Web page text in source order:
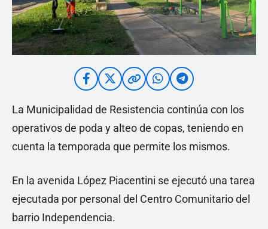
La Municipalidad de Resistencia continúa con los
operativos de poda y alteo de copas, teniendo en
cuenta la temporada que permite los mismos.
En la avenida López Piacentini se ejecutó una tarea
ejecutada por personal del Centro Comunitario del
barrio Independencia.